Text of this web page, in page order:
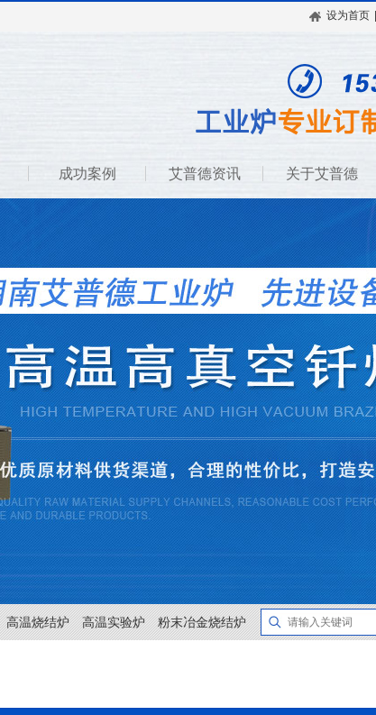
设为首页
成功案例 艾普德资讯 关于艾普德
高温烧结炉 高温实验炉 粉末冶金烧结炉